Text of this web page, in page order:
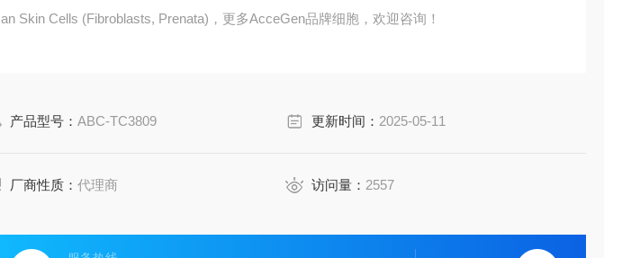
an Skin Cells (Fibroblasts, Prenata)，更多AcceGen品牌细胞，欢迎咨询！
产品型号：ABC-TC3809 更新时间： 2025-05-11
厂商性质：代理商 访问量： 2557